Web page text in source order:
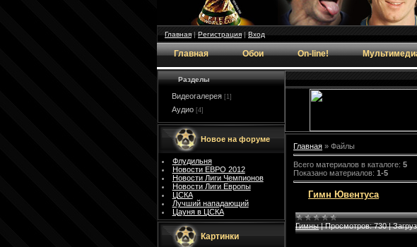
Главная|Регистрация|Вход
Главная Обои On-line!
Разделы
Видеогалерея [1]
Аудио [4]
Новое на форуме
Флудильня
Новости ЕВРО 2012
Новости Лиги Чемпионов
Новости Лиги Европы
ЦСКА
Лучший нападающий
Цауня в ЦСКА
Картинки
Главная » Файлы
Всего материалов в каталоге: 5
Показано материалов: 1-5
Гимн Ювентуса
Гимны|Просмотров: 730|